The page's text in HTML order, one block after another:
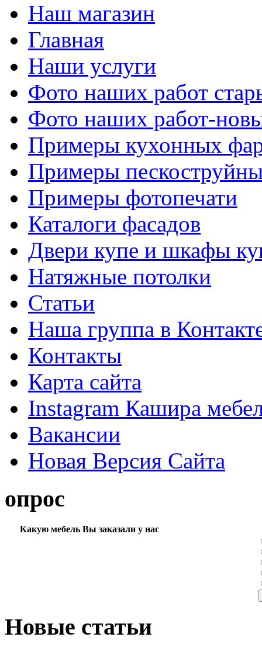
Наш магазин
Главная
Наши услуги
Фото наших работ
Фото наших работ-
Примеры кухонных
Примеры
Примеры фотопечати
Каталоги фасадов
Двери купе и шкафы
Натяжные потолки
Статьи
Наша группа в
Контакты
Карта сайта
Instagram Кашира
Вакансии
Новая Версия Сайта
опрос
Какую мебель Вы заказали у нас
Новые статьи